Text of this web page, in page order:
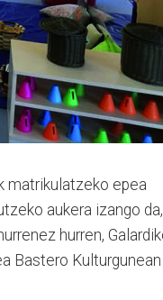
matrikulatzeko epea
aukera izango da,
hurren,
Bastero Kulturgunean